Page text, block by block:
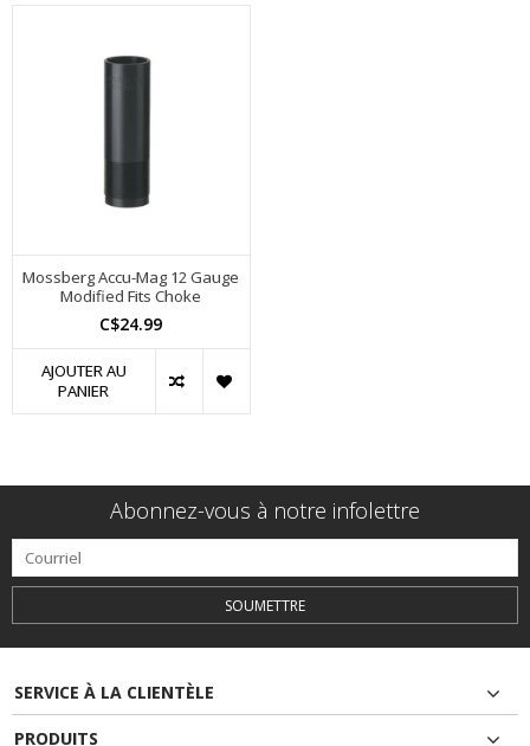
Mossberg Accu-Mag 12 Gauge
Modified Fits Choke
C$24.99
AJOUTER AU
PANIER
Abonnez-vous à notre infolettre
SOUMETTRE
SERVICE À LA CLIENTÈLE
PRODUITS